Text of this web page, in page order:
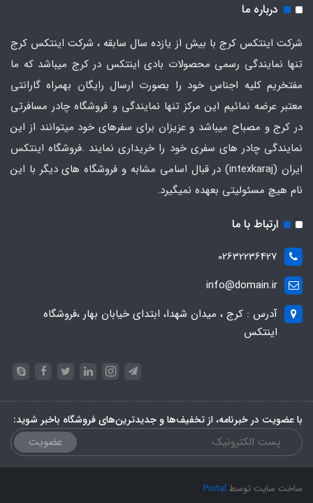
درباره ما
شرکت اینتکس کرج با بیش از یازده سال سابقه ، شرکت اینتکس کرج
تنها نمایندگی رسمی محصولات بادی اینتکس در کرج میباشد که ما
مفتخریم کلیه اجناس خود را بصورت ارسال رایگان بهمراه گارانتی
معتبر عرضه نمائیم این مرکز تنها نمایندگی و فروشگاه چادر مسافرتی
در کرج و مصباح میباشد و عزیزان برای سفرهای خود میتوانند از این
نمایندگی چادر های سفری خود را خریداری نمایند .فروشگاه اینتکس
ایران
(intexkaraj) در قبال اسامی مشابه و فروشگاه های دیگر با این
نام هیچ مسئولیتی بعهده نمیگیرد.
ارتباط با ما
02632236427
info@domain.ir
آدرس : کرج ، میدان شهدا، ابتدای خیابان بهار ،فروشگاه
اینتکس
با عضویت در خبرنامه، از تخفیف‌ها و جدیدترین‌های فروشگاه باخبر شوید:
عضویت
ساخت سایت توسط Portal